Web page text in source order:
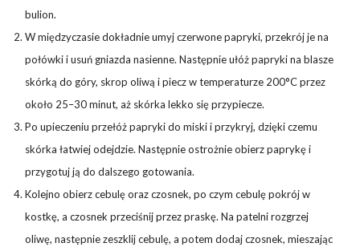
bulion.
W międzyczasie dokładnie umyj czerwone papryki, przekrój je na
połówki i usuń gniazda nasienne. Następnie ułóż papryki na blasze
skórką do góry, skrop oliwą i piecz w temperaturze 200°C przez
około 25–30 minut, aż skórka lekko się przypiecze.
Po upieczeniu przełóż papryki do miski i przykryj, dzięki czemu
skórka łatwiej odejdzie. Następnie ostrożnie obierz paprykę i
przygotuj ją do dalszego gotowania.
Kolejno obierz cebulę oraz czosnek, po czym cebulę pokrój w
kostkę, a czosnek przeciśnij przez praskę. Na patelni rozgrzej
oliwę, następnie zeszklij cebulę, a potem dodaj czosnek, mieszając